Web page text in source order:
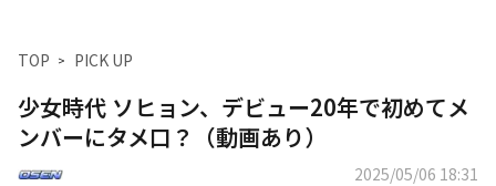
TOP PICK UP
少女時代 ソヒョン、デビュー20年で初めてメ
ンバーにタメ口？（動画あり）
2025/05/06 18:31